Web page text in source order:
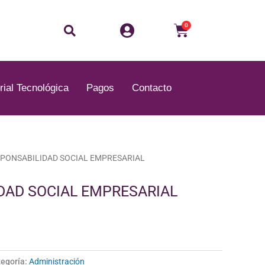
Buscar 0
Carrito
Tecnológica Pagos Contacto
SOCIAL EMPRESARIAL
SOCIAL EMPRESARIAL
Administración